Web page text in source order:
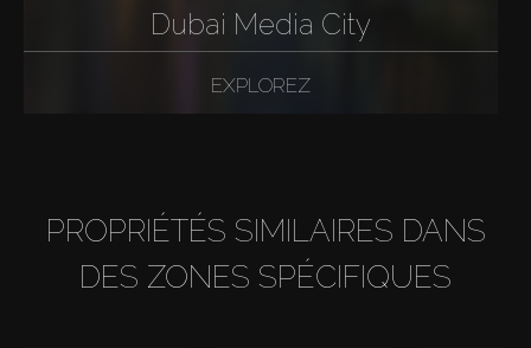
Dubai Media City
EXPLOREZ
PROPRIÉTÉS SIMILAIRES DANS
DES ZONES SPÉCIFIQUES